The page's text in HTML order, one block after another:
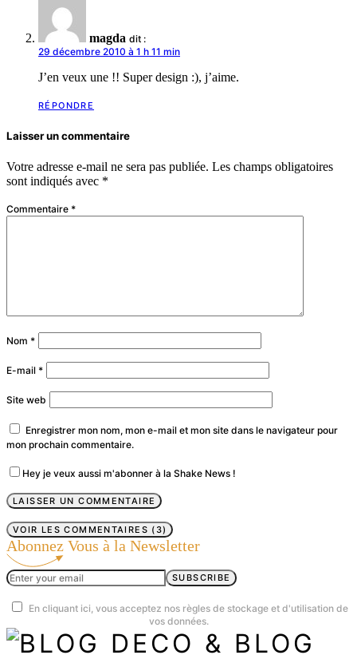
magda dit :
29 décembre 2010 à 1 h 11 min
J’en veux une !! Super design :), j’aime.
RÉPONDRE
Laisser un commentaire
Votre adresse e-mail ne sera pas publiée. Les champs obligatoires
sont indiqués avec *
Commentaire *
Nom *
E-mail *
Site web
Enregistrer mon nom, mon e-mail et mon site dans le navigateur pour
mon prochain commentaire.
Hey je veux aussi m'abonner à la Shake News !
VOIR LES COMMENTAIRES (3)
Abonnez Vous à la Newsletter
SUBSCRIBE
En cliquant ici, vous acceptez nos règles de stockage et d'utilisation de
vos données.